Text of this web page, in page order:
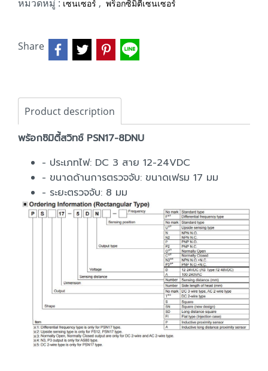
หมวดหมู่ : เซนเซอร์ , พร็อกซิมิตี้เซนเซอร์
Share
Product description
พร้อกซิมิตี้สวิทช์ PSN17-8DNU
- ประเภทไฟ: DC 3 สาย 12-24VDC
- ขนาดด้านการตรวจจับ: ขนาดเฟรม 17 มม
- ระยะตรวจจับ: 8 มม